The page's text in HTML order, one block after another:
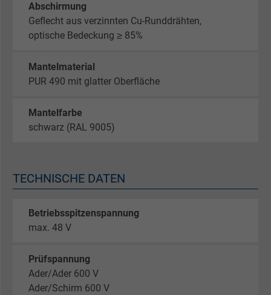
Abschirmung
Geflecht aus verzinnten Cu-Runddrähten,
optische Bedeckung ≥ 85%
Mantelmaterial
PUR 490 mit glatter Oberfläche
Mantelfarbe
schwarz (RAL 9005)
TECHNISCHE DATEN
Betriebsspitzenspannung
max. 48 V
Prüfspannung
Ader/Ader 600 V
Ader/Schirm 600 V